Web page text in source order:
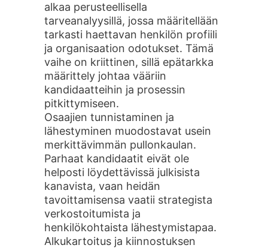
alkaa perusteellisella
tarveanalyysillä, jossa määritellään
tarkasti haettavan henkilön profiili
ja organisaation odotukset. Tämä
vaihe on kriittinen, sillä epätarkka
määrittely johtaa vääriin
kandidaatteihin ja prosessin
pitkittymiseen.
Osaajien tunnistaminen ja
lähestyminen muodostavat usein
merkittävimmän pullonkaulan.
Parhaat kandidaatit eivät ole
helposti löydettävissä julkisista
kanavista, vaan heidän
tavoittamisensa vaatii strategista
verkostoitumista ja
henkilökohtaista lähestymistapaa.
Alkukartoitus ja kiinnostuksen